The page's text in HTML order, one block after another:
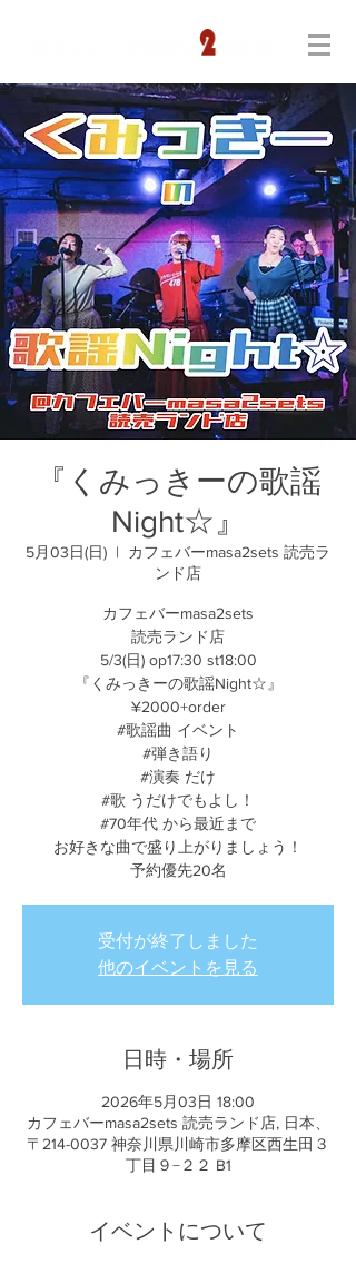
『くみっきーの歌謡
Night☆』
5月03日(日)
  |
カフェバーmasa2sets 読売ラ
ンド店
カフェバーmasa2sets
読売ランド店
5/3(日) op17:30 st18:00
『くみっきーの歌謡Night☆』
¥2000+order
#歌謡曲 イベント
#弾き語り
#演奏 だけ
#歌 うだけでもよし！
#70年代 から最近まで
お好きな曲で盛り上がりましょう！
予約優先20名
受付が終了しました
他のイベントを見る
日時・場所
2026年5月03日 18:00
カフェバーmasa2sets 読売ランド店, 日本、
〒214-0037 神奈川県川崎市多摩区西生田３
丁目９−２２ B1
イベントについて